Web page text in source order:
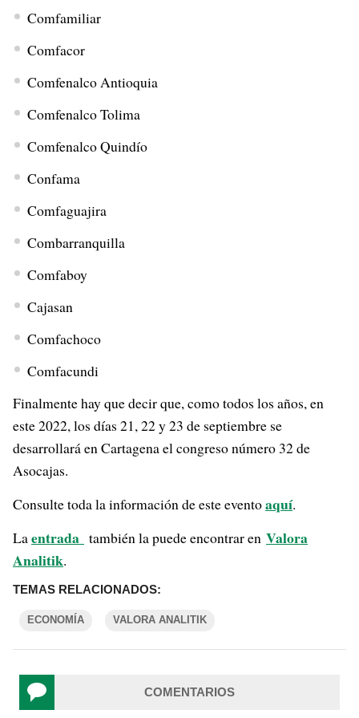
Comfamiliar
Comfacor
Comfenalco Antioquia
Comfenalco Tolima
Comfenalco Quindío
Confama
Comfaguajira
Combarranquilla
Comfaboy
Cajasan
Comfachoco
Comfacundi
Finalmente hay que decir que, como todos los años, en
este 2022, los días 21, 22 y 23 de septiembre se
desarrollará en Cartagena el congreso número 32 de
Asocajas.
Consulte toda la información de este eventoaquí.
Laentrada también la puede encontrar en Valora
Analitik.
TEMAS RELACIONADOS:
ECONOMÍA VALORA ANALITIK
COMENTARIOS